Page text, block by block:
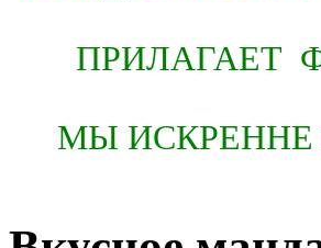
ПРИЛАГАЕТ
МЫ ИСКРЕННЕ